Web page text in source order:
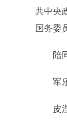
共中央
国务委
陪同
军乐
皮涅